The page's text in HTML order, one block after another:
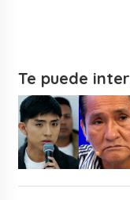
Te puede